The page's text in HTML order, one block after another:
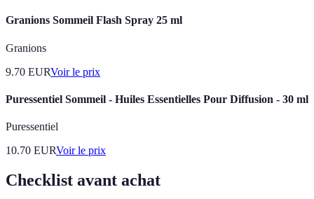
Granions Sommeil Flash Spray 25 ml
Granions
9.70 EURVoir le prix
Puressentiel Sommeil - Huiles Essentielles Pour Diffusion - 30 ml
Puressentiel
10.70 EURVoir le prix
Checklist avant achat